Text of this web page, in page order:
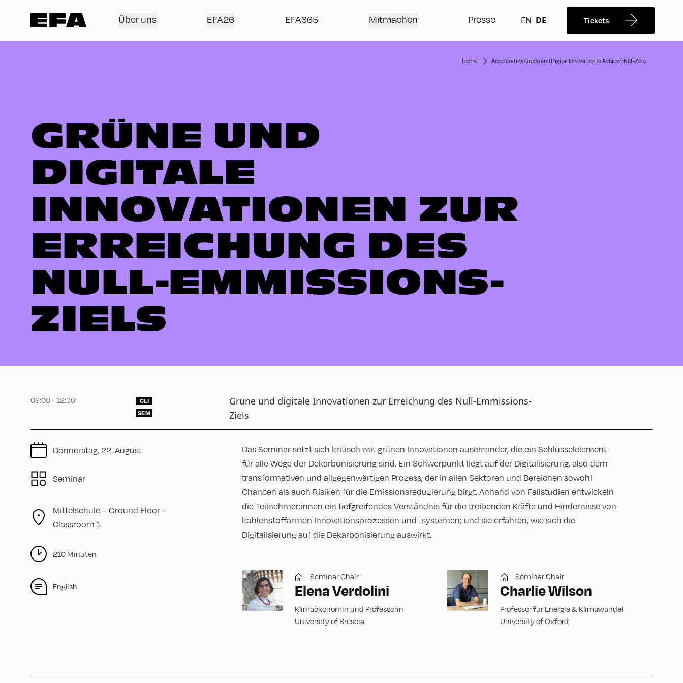
Über uns EFA26 EFA365 Mitmachen Presse EN DE Tickets
Home Accelerating Green and Digital Innovation to Achieve Net-Zero
GRÜNE UND
DIGITALE
INNOVATIONEN ZUR
ERREICHUNG DES
NULL-EMMISSIONS-
ZIELS
09:00 - 12:30
CLI
SEM
Grüne und digitale Innovationen zur Erreichung des Null-Emmissions-
Ziels
Donnerstag, 22. August
Seminar
Mittelschule – Ground Floor –
Classroom 1
210 Minuten
English
Das Seminar setzt sich kritisch mit grünen Innovationen auseinander, die ein Schlüsselelement
für alle Wege der Dekarbonisierung sind. Ein Schwerpunkt liegt auf der Digitalisierung, also dem
transformativen und allgegenwärtigen Prozess, der in allen Sektoren und Bereichen sowohl
Chancen als auch Risiken für die Emissionsreduzierung birgt. Anhand von Fallstudien entwickeln
die Teilnehmer:innen ein tiefgreifendes Verständnis für die treibenden Kräfte und Hindernisse von
kohlenstoffarmen Innovationsprozessen und -systemen; und sie erfahren, wie sich die
Digitalisierung auf die Dekarbonisierung auswirkt.
Seminar Chair
Elena Verdolini
Klimaökonomin und Professorin
University of Brescia
Seminar Chair
Charlie Wilson
Professor für Energie & Klimawandel
University of Oxford